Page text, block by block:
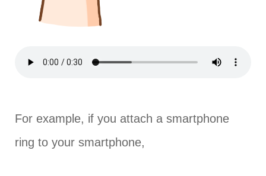
For example, if you attach a smartphone
ring to your smartphone,